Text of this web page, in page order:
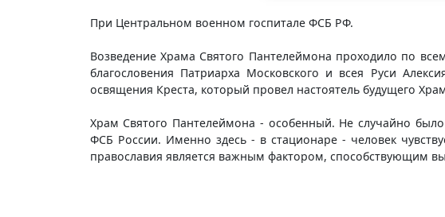
При Центральном военном госпитале ФСБ РФ.
Возведение Храма Святого Пантелеймона проходило по
благословения Патриарха Московского и всея Руси
освящения Креста, который провел настоятель будущего
Храм Святого Пантелеймона - особенный. Не случайно
ФСБ России. Именно здесь - в стационаре - человек
православия является важным фактором, способствующим